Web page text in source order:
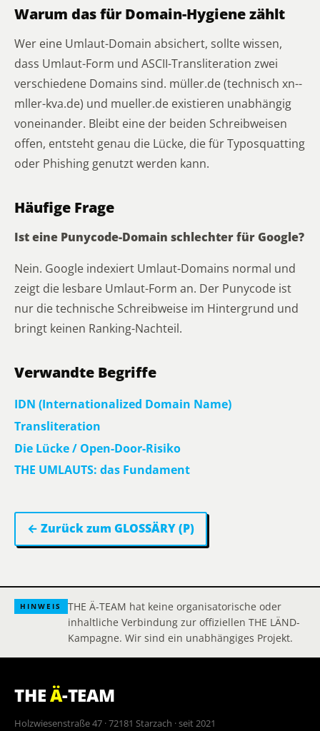
Warum das für Domain-Hygiene zählt
Wer eine Umlaut-Domain absichert, sollte wissen,
dass Umlaut-Form und ASCII-Transliteration zwei
verschiedene Domains sind. müller.de (technisch xn--
mller-kva.de) und mueller.de existieren unabhängig
voneinander. Bleibt eine der beiden Schreibweisen
offen, entsteht genau die Lücke, die für Typosquatting
oder Phishing genutzt werden kann.
Häufige Frage
Ist eine Punycode-Domain schlechter für Google?
Nein. Google indexiert Umlaut-Domains normal und
zeigt die lesbare Umlaut-Form an. Der Punycode ist
nur die technische Schreibweise im Hintergrund und
bringt keinen Ranking-Nachteil.
Verwandte Begriffe
IDN (Internationalized Domain Name)
Transliteration
Die Lücke / Open-Door-Risiko
THE UMLAUTS: das Fundament
← Zurück zum GLOSSÄRY (P)
HINWEIS
THE Ä-TEAM hat keine organisatorische oder
inhaltliche Verbindung zur offiziellen THE LÄND-
Kampagne. Wir sind ein unabhängiges Projekt.
THEÄ-TEAM
Holzwiesenstraße 47 · 72181 Starzach · seit 2021